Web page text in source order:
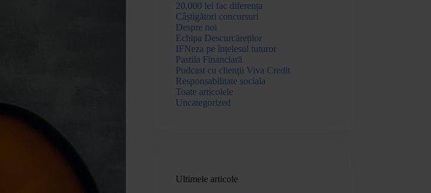
20.000 lei fac diferența
Câștigători concursuri
Despre noi
Echipa Descurcăreților
IFNeza pe înțelesul tuturor
Pastila Financiară
Podcast cu clienții Viva Credit
Responsabilitate sociala
Toate articolele
Uncategorized
Ultimele articole